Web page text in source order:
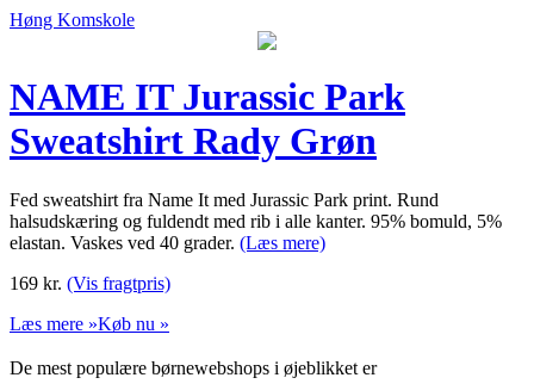
Høng Komskole
NAME IT Jurassic Park
Sweatshirt Rady Grøn
Fed sweatshirt fra Name It med Jurassic Park print. Rund
halsudskæring og fuldendt med rib i alle kanter. 95% bomuld, 5%
elastan. Vaskes ved 40 grader. (Læs mere)
169 kr. (Vis fragtpris)
Læs mere »Køb nu »
De mest populære børnewebshops i øjeblikket er